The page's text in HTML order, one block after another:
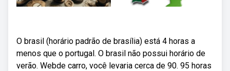
O brasil (horário padrão de brasília) está 4 horas a
menos que o portugal. O brasil não possui horário de
verão. Webde carro, você levaria cerca de 90. 95 horas